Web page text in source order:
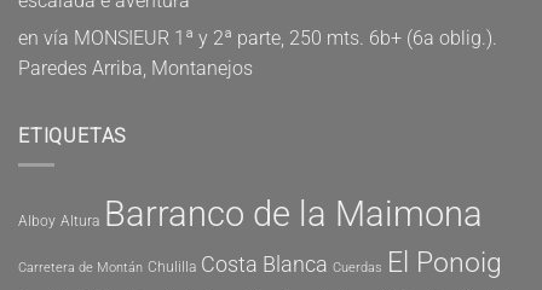
en vía MONSIEUR 1ª y 2ª parte, 250 mts. 6b+ (6a oblig.).
Paredes Arriba, Montanejos
ETIQUETAS
Alboy Altura Barranco de la Maimona
Carretera de Montán Chulilla Costa Blanca Cuerdas El Ponoig